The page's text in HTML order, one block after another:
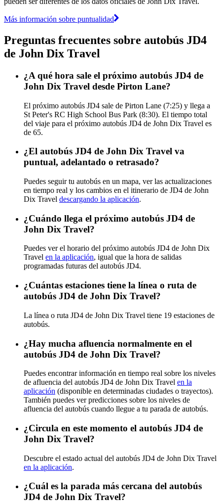
Más información sobre puntualidad
Preguntas frecuentes sobre autobús JD4
de John Dix Travel
¿A qué hora sale el próximo autobús JD4 de
John Dix Travel desde Pirton Lane?
El próximo autobús JD4 sale de Pirton Lane (7:25) y llega a
St Peter's RC High School Bus Park (8:30). El tiempo total
del viaje para el próximo autobús JD4 de John Dix Travel es
de 65.
¿El autobús JD4 de John Dix Travel va
puntual, adelantado o retrasado?
Puedes seguir tu autobús en un mapa, ver las actualizaciones
en tiempo real y los cambios en el itinerario de JD4 de John
Dix Travel descargando la aplicación.
¿Cuándo llega el próximo autobús JD4 de
John Dix Travel?
Puedes ver el horario del próximo autobús JD4 de John Dix
Travel en la aplicación, igual que la hora de salidas
programadas futuras del autobús JD4.
¿Cuántas estaciones tiene la línea o ruta de
autobús JD4 de John Dix Travel?
La línea o ruta JD4 de John Dix Travel tiene 19 estaciones de
autobús.
¿Hay mucha afluencia normalmente en el
autobús JD4 de John Dix Travel?
Puedes encontrar información en tiempo real sobre los niveles
de afluencia del autobús JD4 de John Dix Travel en la
aplicación (disponible en determinadas ciudades o trayectos).
También puedes ver predicciones sobre los niveles de
afluencia del autobús cuando llegue a tu parada de autobús.
¿Circula en este momento el autobús JD4 de
John Dix Travel?
Descubre el estado actual del autobús JD4 de John Dix Travel
en la aplicación.
¿Cuál es la parada más cercana del autobús
JD4 de John Dix Travel?